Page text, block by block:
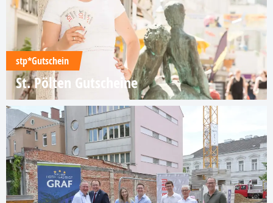
stp*Gutschein
St. Pölten Gutscheine